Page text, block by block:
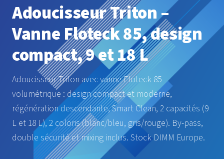
Adoucisseur Triton –
Vanne Floteck 85, design
compact, 9 et 18 L
Adoucisseur Triton avec vanne Floteck 85
volumétrique : design compact et moderne,
régénération descendante, Smart Clean, 2 capacités (9
L et 18 L), 2 coloris (blanc/bleu, gris/rouge). By-pass,
double sécurité et mixing inclus. Stock DIMM Europe.